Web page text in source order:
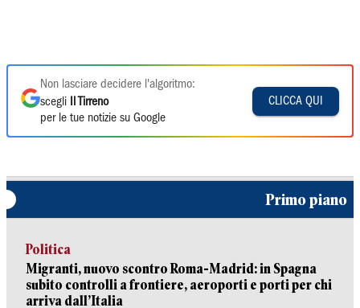
Non lasciare decidere l'algoritmo:
scegli
Il Tirreno
per le tue notizie su Google
CLICCA QUI
Primo piano
Politica
Migranti, nuovo scontro Roma-Madrid: in Spagna
subito controlli a frontiere, aeroporti e porti per chi
arriva dall’Italia